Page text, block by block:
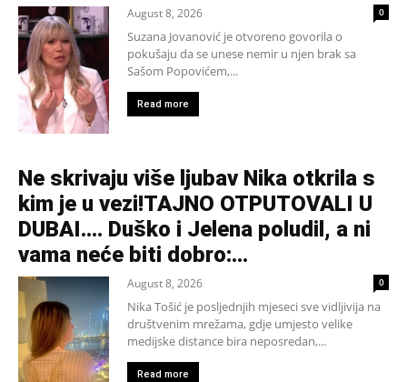
August 8, 2026 0
Suzana Jovanović je otvoreno govorila o
pokušaju da se unese nemir u njen brak sa
Sašom Popovićem,...
Read more
Ne skrivaju više ljubav Nika otkrila s
kim je u vezi!TAJNO OTPUTOVALI U
DUBAI…. Duško i Jelena poludil, a ni
vama neće biti dobro:...
August 8, 2026 0
Nika Tošić je posljednjih mjeseci sve vidljivija na
društvenim mrežama, gdje umjesto velike
medijske distance bira neposredan,...
Read more